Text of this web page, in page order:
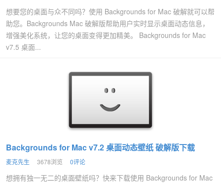
想要您的桌面与众不同吗？使用 Backgrounds for Mac 破解就可以帮
助您。Backgrounds Mac 破解版帮助用户实时显示桌面动态信息，
增强美化系统，让您的桌面变得更加精美。 Backgrounds for Mac
v7.5 桌面...
Backgrounds for Mac v7.2 桌面动态壁纸 破解版下载
麦克先生 3678浏览 0评论
想拥有独一无二的桌面壁纸吗？快来下载使用 Backgrounds for Mac